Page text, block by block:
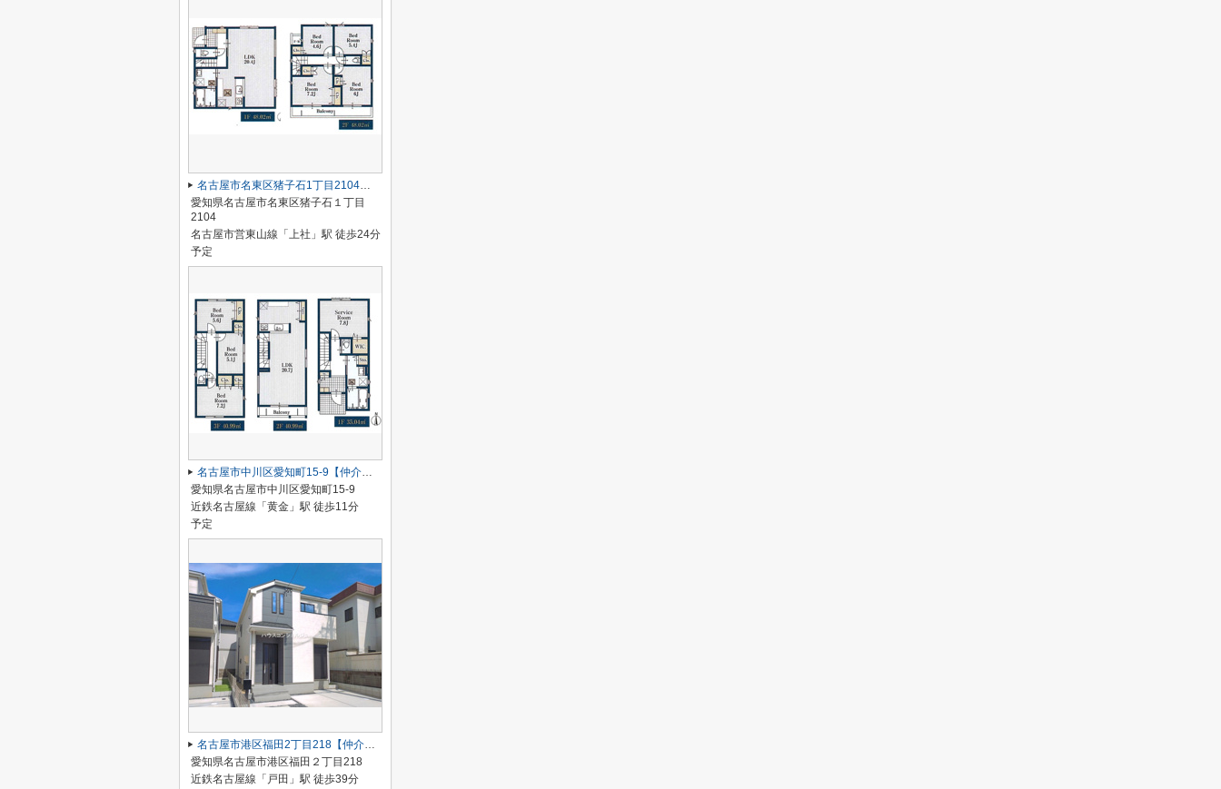
名古屋市名東区猪子石1丁目2104【仲介手数料無料】新築一戸建て 2号棟
愛知県名古屋市名東区猪子石１丁目
2104
名古屋市営東山線「上社」駅 徒歩24分
予定
名古屋市中川区愛知町15-9【仲介手数料無料】新築一戸建て
愛知県名古屋市中川区愛知町15-9
近鉄名古屋線「黄金」駅 徒歩11分
予定
名古屋市港区福田2丁目218【仲介手数料無料】新築一戸建て B号棟
愛知県名古屋市港区福田２丁目218
近鉄名古屋線「戸田」駅 徒歩39分